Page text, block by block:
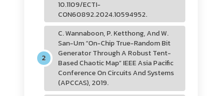
10.1109/ECTI-
CON60892.2024.10594952.
C. Wannaboon, P. Ketthong, And W.
San-Um “On-Chip True-Random Bit
Generator Through A Robust Tent-
Based Chaotic Map” IEEE Asia Pacific
Conference On Circuits And Systems
(APCCAS), 2019.